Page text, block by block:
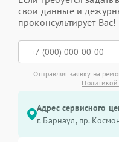
свои данные и
проконсультирует Вас!
Отправляя заявку на
Политикой
Адрес сервисного
г. Барнаул, ​пр.